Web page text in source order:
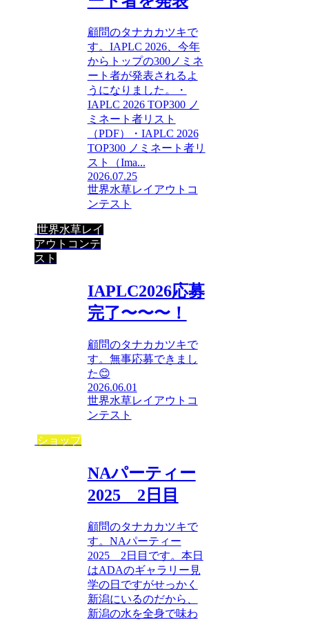
顧問のタナカカツキで
す。IAPLC 2026、今年
からトップの300ノミネ
ート者が発表されるよ
うになりました。・
IAPLC 2026 TOP300 ノ
ミネート者リスト
（PDF）・IAPLC 2026
TOP300 ノミネート者リ
スト（Ima...
2026.07.25
世界水草レイアウトコ
ンテスト
世界水草レイ
アウトコンテ
スト
IAPLC2026応募
完了〜〜〜！
顧問のタナカカツキで
す。無事応募できまし
た😊
2026.06.01
世界水草レイアウトコ
ンテスト
ショップ
NAパーティー
2025 2日目
顧問のタナカカツキで
す。NAパーティー
2025 2日目です。本日
はADAのギャラリー見
学の日ですがせっかく
新潟にいるのだから、
新潟の水を全身で味わ